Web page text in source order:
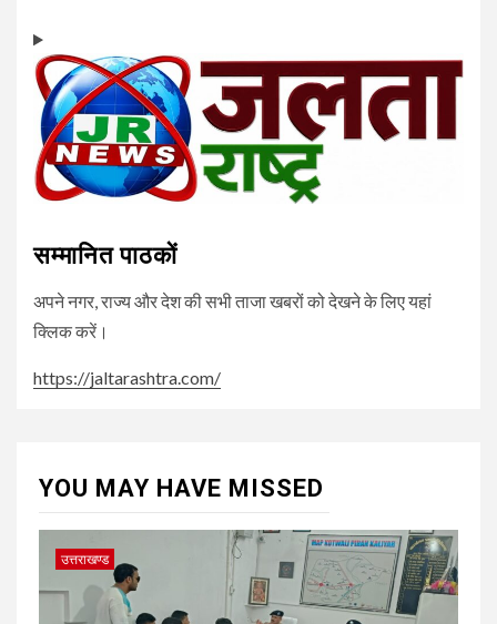
सम्मानित पाठकों
अपने नगर, राज्य और देश की सभी ताजा खबरों को देखने के लिए यहां
क्लिक करें।
https://jaltarashtra.com/
YOU MAY HAVE MISSED
उत्तराखण्ड